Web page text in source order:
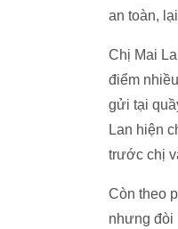
an toàn,
Chị Mai
điểm
gửi tại
Lan hiện
trước chị
Còn theo
nhưng đòi